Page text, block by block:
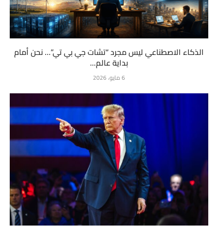
الذكاء الاصطناعي ليس مجرد “تشات جي بي تي”… نحن أمام
بداية عالم...
6 مايو، 2026